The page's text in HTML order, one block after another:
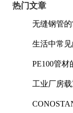
热门文章
无缝钢管
生活中常
PE100管材
工业厂房